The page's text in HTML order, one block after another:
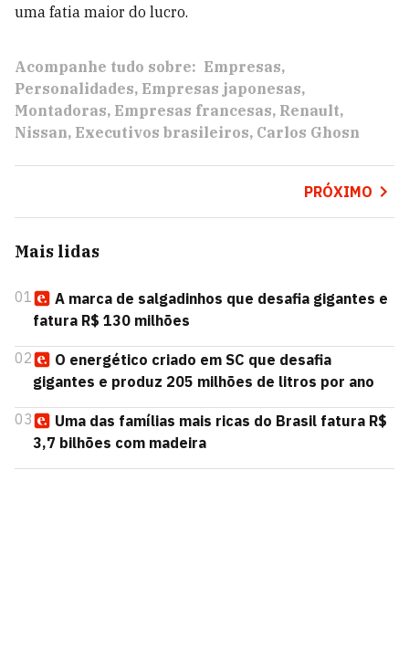
uma fatia maior do lucro.
Acompanhe tudo sobre: Empresas
Personalidades Empresas japonesas
Montadoras Empresas francesas Renault
Nissan Executivos brasileiros Carlos Ghosn
PRÓXIMO
Mais lidas
01
A marca de salgadinhos que desafia gigantes e
fatura R$ 130 milhões
02
O energético criado em SC que desafia
gigantes e produz 205 milhões de litros por ano
03
Uma das famílias mais ricas do Brasil fatura R$
3,7 bilhões com madeira